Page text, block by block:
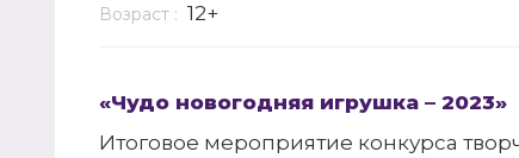
Возраст : 12+
«Чудо новогодняя игрушка – 2023»
Итоговое мероприятие конкурса